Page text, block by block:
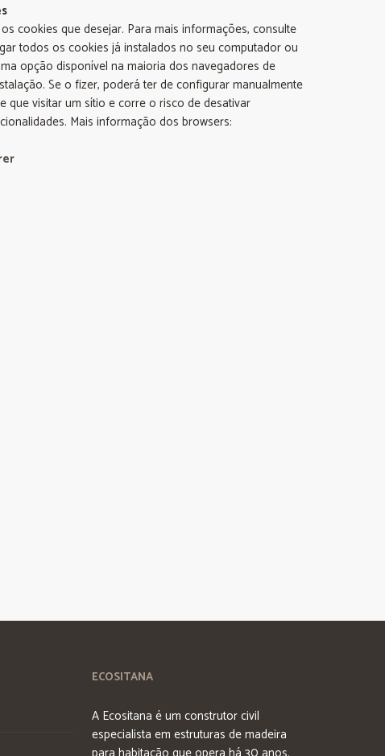
cookies que desejar. Para mais informações, consulte
todos os cookies já instalados no seu computador ou
opção disponível na maioria dos navegadores de
Se o fizer, poderá ter de configurar manualmente
que visitar um sítio e corre o risco de desativar
Mais informação dos browsers:
ECOSITANA
A Ecositana é um construtor civil
especialista em estruturas de madeira